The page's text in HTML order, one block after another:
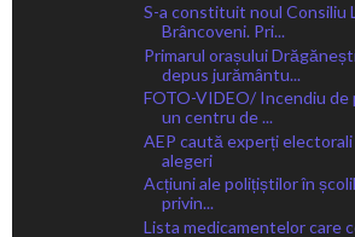
S-a constituit noul Consiliu
Brâncoveni. Pri...
Primarul orașului
depus jurământu...
FOTO-VIDEO/ Incendiu de
un centru de ...
AEP caută experți
alegeri
Acțiuni ale polițiștilor în
privin...
Lista medicamentelor care